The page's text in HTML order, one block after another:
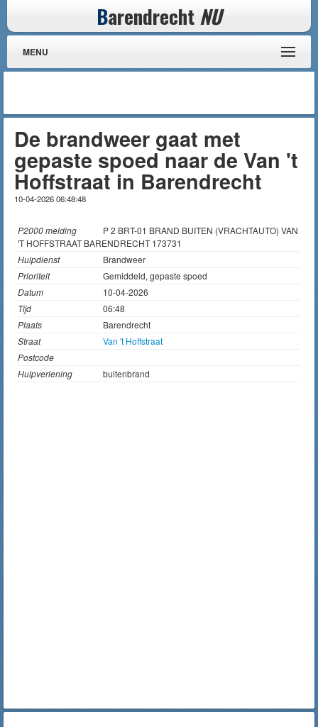
Barendrecht NU
MENU
De brandweer gaat met
gepaste spoed naar de Van 't
Hoffstraat in Barendrecht
10-04-2026 06:48:48
P2000 melding
P 2 BRT-01 BRAND BUITEN (VRACHTAUTO) VAN
'T HOFFSTRAAT BARENDRECHT 173731
Hulpdienst
Brandweer
Prioriteit
Gemiddeld, gepaste spoed
Datum
10-04-2026
Tijd
06:48
Plaats
Barendrecht
Straat
Van 't Hoffstraat
Postcode
Hulpverlening
buitenbrand